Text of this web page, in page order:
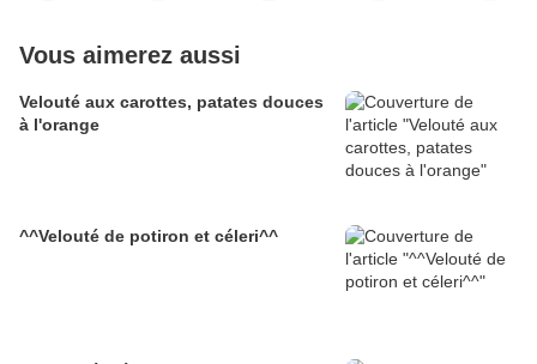
Vous aimerez aussi
Velouté aux carottes, patates douces
à l'orange
^^Velouté de potiron et céleri^^